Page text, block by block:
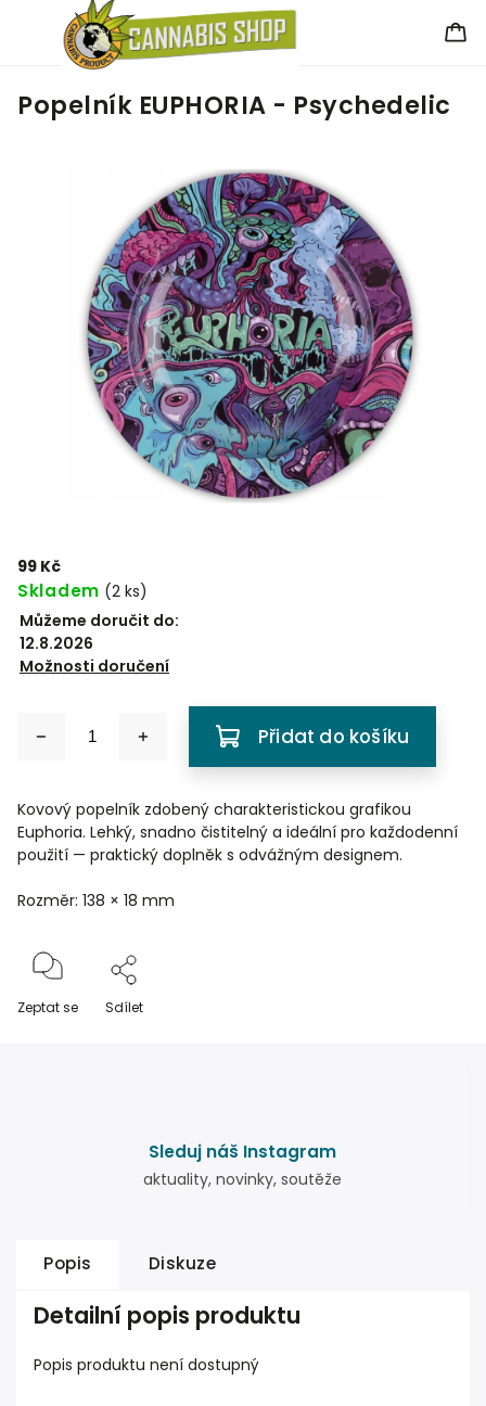
Popelník EUPHORIA - Psychedelic
99 Kč
Skladem (2 ks)
Můžeme doručit do:
12.8.2026
Možnosti doručení
Přidat do košíku
Kovový popelník zdobený charakteristickou grafikou
Euphoria. Lehký, snadno čistitelný a ideální pro každodenní
použití — praktický doplněk s odvážným designem.
Rozměr: 138 × 18 mm
Zeptat se Sdílet
Sleduj náš Instagram
aktuality, novinky, soutěže
Popis Diskuze
Detailní popis produktu
Popis produktu není dostupný